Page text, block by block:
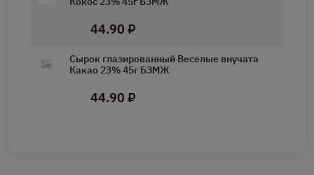
44.90 ₽
Сырок глазированный Веселые внучата
Какао 23% 45г БЗМЖ
44.90 ₽